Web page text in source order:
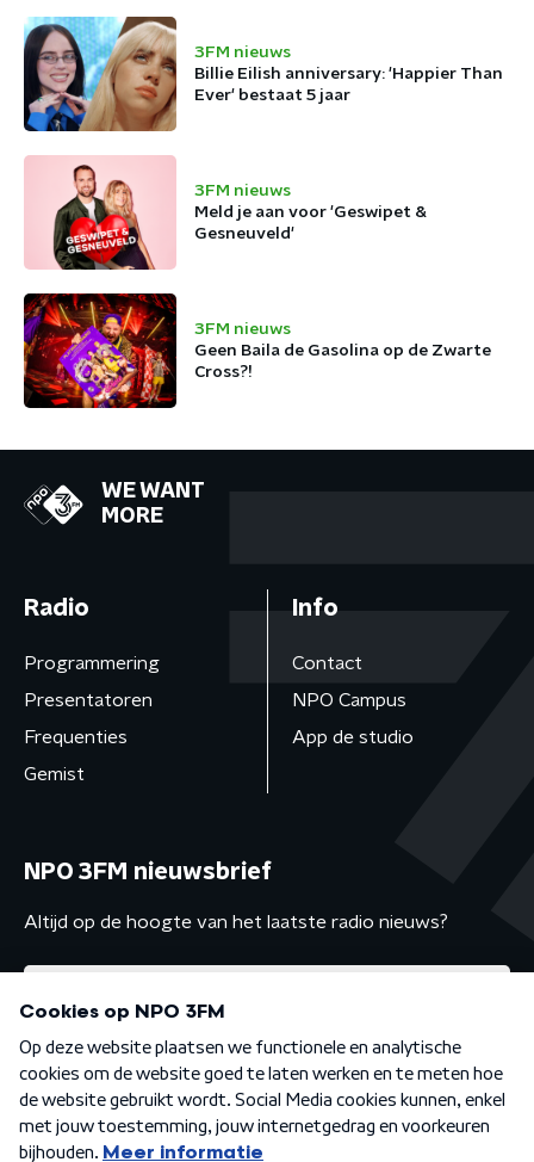
3FM nieuws
Billie Eilish anniversary: 'Happier Than
Ever' bestaat 5 jaar
3FM nieuws
Meld je aan voor 'Geswipet &
Gesneuveld'
3FM nieuws
Geen Baila de Gasolina op de Zwarte
Cross?!
WE WANT
MORE
Radio
Programmering
Presentatoren
Frequenties
Gemist
Info
Contact
NPO Campus
App de studio
NPO 3FM nieuwsbrief
Altijd op de hoogte van het laatste radio nieuws?
Algemene voorwaarden Privacybeleid